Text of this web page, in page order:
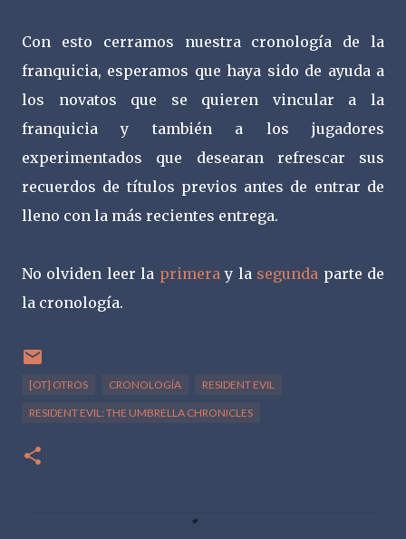
Con esto cerramos nuestra cronología de la
franquicia, esperamos que haya sido de ayuda a
los novatos que se quieren vincular a la
franquicia y también a los jugadores
experimentados que desearan refrescar sus
recuerdos de títulos previos antes de entrar de
lleno con la más recientes entrega.
No olviden leer la primera y la segunda parte de
la cronología.
[OT] OTROS CRONOLOGÍA RESIDENT EVIL
RESIDENT EVIL: THE UMBRELLA CHRONICLES